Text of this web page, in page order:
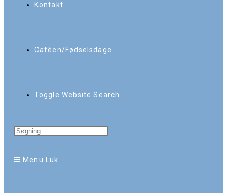
Kontakt
Caféen/Fødselsdage
Toggle Website Search
Menu Luk